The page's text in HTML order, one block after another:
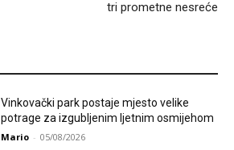
tri prometne nesreće
Vinkovački park postaje mjesto velike
potrage za izgubljenim ljetnim osmijehom
Mario - 05/08/2026